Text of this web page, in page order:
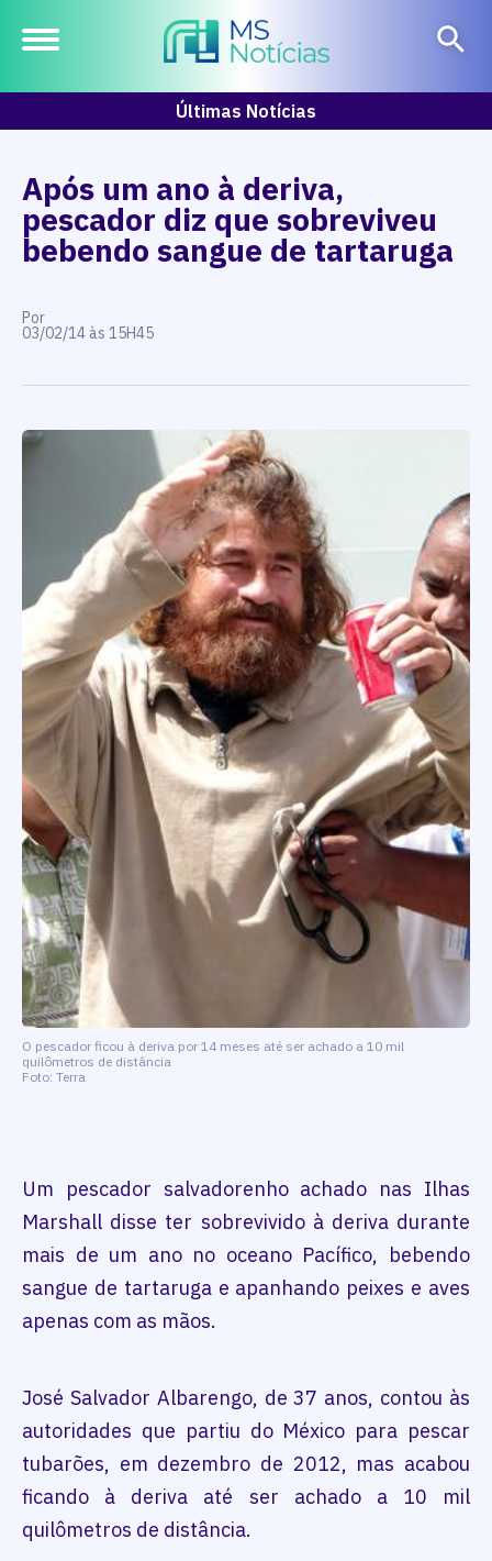
Últimas Notícias
Após um ano à deriva,
pescador diz que sobreviveu
bebendo sangue de tartaruga
Por
03/02/14 às 15H45
O pescador ficou à deriva por 14 meses até ser achado a 10 mil
quilômetros de distância
Foto: Terra
Um pescador salvadorenho achado nas Ilhas
Marshall disse ter sobrevivido à deriva durante
mais de um ano no oceano Pacífico, bebendo
sangue de tartaruga e apanhando peixes e aves
apenas com as mãos.
José Salvador Albarengo, de 37 anos, contou às
autoridades que partiu do México para pescar
tubarões, em dezembro de 2012, mas acabou
ficando à deriva até ser achado a 10 mil
quilômetros de distância.